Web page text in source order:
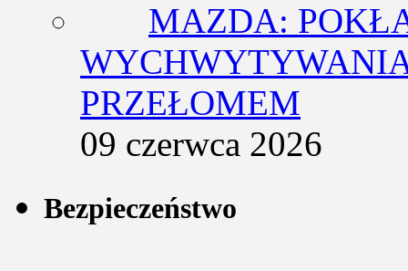
MAZDA:
PRZEŁOMEM
09 czerwca 2026
Bezpieczeństwo